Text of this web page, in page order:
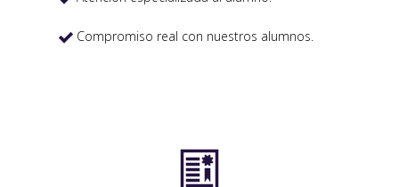
 Compromiso real con nuestros alumnos.
